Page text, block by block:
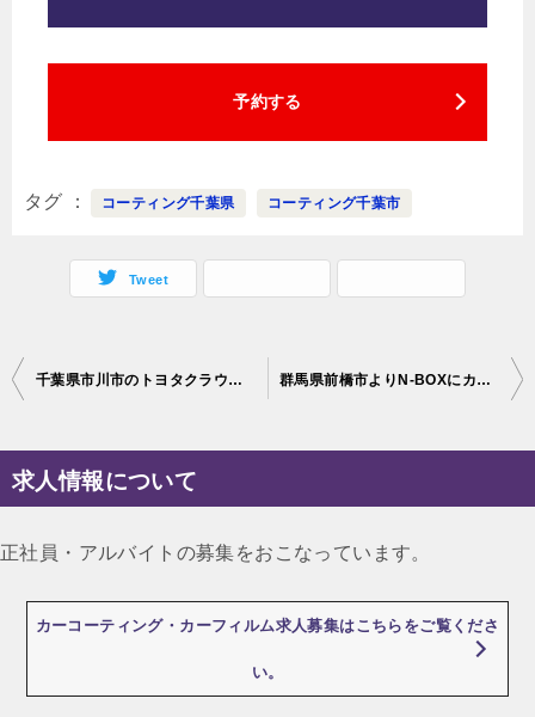
予約する
タグ コーティング千葉県 コーティング千葉市
Tweet
投
ナ
ビ
ー
シ
千葉県市川市のトヨタクラウンにカーコーティングを施工 Gガード 群馬県前橋市よりN-BOXにカーコーティング施工♪ファインラボヒールプラス
求人情報について
正社員・アルバイトの募集をおこなっています。
カーコーティング・カーフィルム求人募集はこちらをご覧くださ
い。